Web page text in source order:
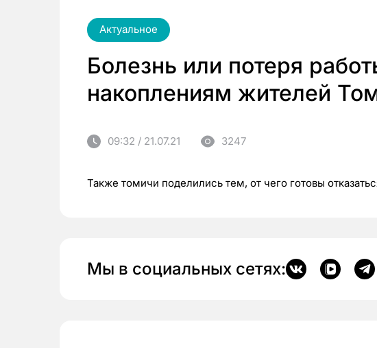
Актуальное
Болезнь или потеря
накоплениям жителей
09:32 / 21.07.21 3247
Также томичи поделились тем, от чего готовы
Мы в социальных сетях: